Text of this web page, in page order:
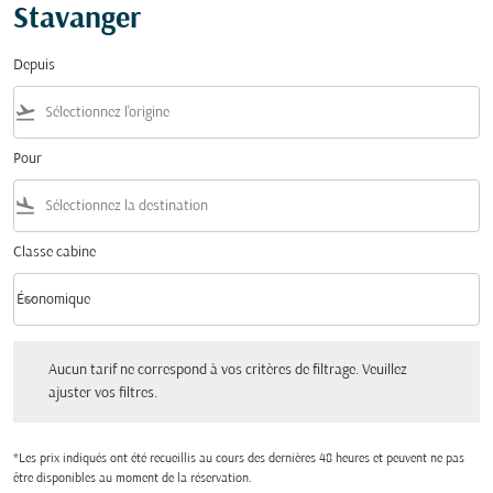
Stavanger
Depuis
flight_takeoff
Pour
flight_land
Classe cabine
Classe cabine option Économique Selected
Économique
keyboard_arrow_down
Aucun tarif ne correspond à vos critères de filtrage. Veuillez
ajuster vos filtres.
*Les prix indiqués ont été recueillis au cours des dernières 48 heures et peuvent ne pas
être disponibles au moment de la réservation.